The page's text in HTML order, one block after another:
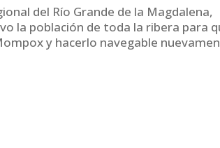
del Río Grande de la Magdalena,
la población de toda la ribera para
y hacerlo navegable